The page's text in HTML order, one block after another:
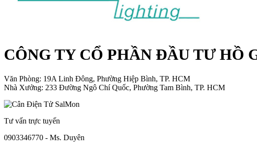
CÔNG TY CỔ PHẦN ĐẦU TƯ HỒ
Văn Phòng: 19A Linh Đông, Phường Hiệp Bình, TP. HCM
Nhà Xưởng: 233 Đường Ngô Chí Quốc, Phường Tam Bình, TP. HCM
Tư vấn trực tuyến
0903346770 - Ms. Duyên